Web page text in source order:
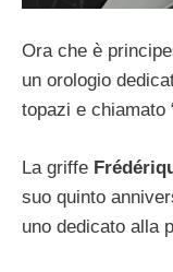
Ora che è
un orologio
topazi e chiamato
La griffe
suo quinto
uno dedicato alla